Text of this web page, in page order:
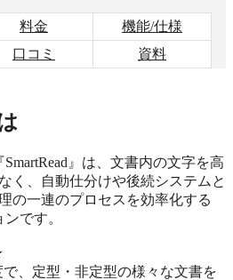
料金
機能/仕様
口コミ 資料
』は、文書内の文字を高
く、自動仕分けや後続システムと
の一連のプロセスを効率化する
です。
、定型・非定型の様々な文書を